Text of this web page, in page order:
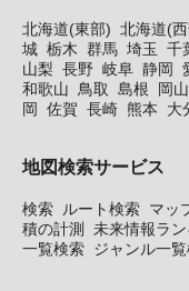
北海道(東部) 北海道(
城 栃木 群馬 埼玉 千
山梨 長野 岐阜 静岡
和歌山
鳥取 島根 岡山
岡
佐賀 長崎 熊本 大
地図検索サービス
検索 ルート検索 マッ
積の計測 未来情報ラ
一覧検索 ジャンル一